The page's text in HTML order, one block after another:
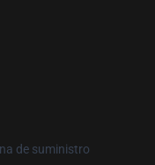
de suministro